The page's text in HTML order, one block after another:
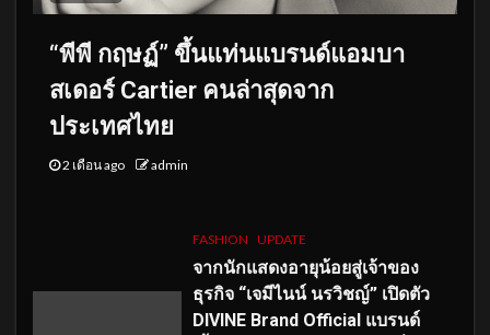
“พีพี กฤษฏ์” ขึ้นแท่นแบรนด์แอมบา
สเดอร์ Cartier คนล่าสุดจาก
ประเทศไทย
2 เดือน ago admin
FASHION UPDATE
จากนักแสดงอายุน้อยสู่เจ้าของ
ธุรกิจ “เจมีไนน์ นรวิชญ์” เปิดตัว
DIVINE Brand Official แบรนด์